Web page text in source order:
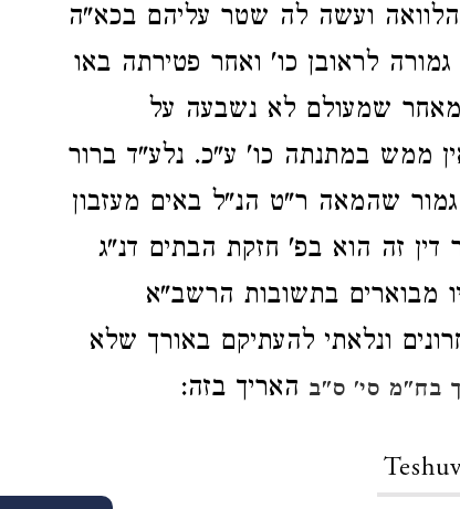
ועשה לה שטר עליהם בכא"ה
לראובן כו' ואחר פטירתה באו
מאחר שמעולם לא נשבעה על
ממש במתנתה כו' ע"כ. נלע"ד ברור
גמור שהמאה ר"ט הנ"ל באים מעזבון
דין זה הוא בפ' חזקת הבתים דנ"ג
מבוארים בתשובות הרשב"א
ונלאתי להעתיקם באורך שלא
בח"מ סי' ס"ב האריך בזה: